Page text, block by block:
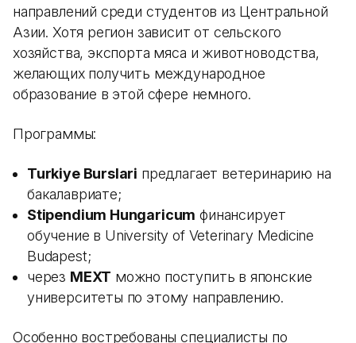
направлений среди студентов из Центральной
Азии. Хотя регион зависит от сельского
хозяйства, экспорта мяса и животноводства,
желающих получить международное
образование в этой сфере немного.
Программы:
Turkiye Burslari предлагает ветеринарию на
бакалавриате;
Stipendium Hungaricum финансирует
обучение в University of Veterinary Medicine
Budapest;
через MEXT можно поступить в японские
университеты по этому направлению.
Особенно востребованы специалисты по